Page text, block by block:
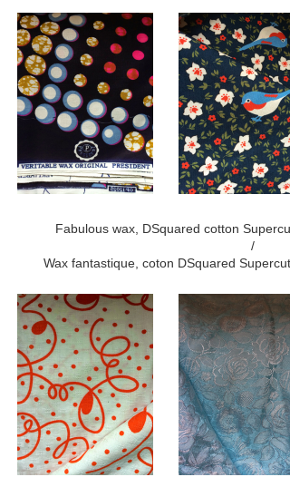
Fabulous wax, DSquared cotton
/
Wax fantastique, coton DSquared